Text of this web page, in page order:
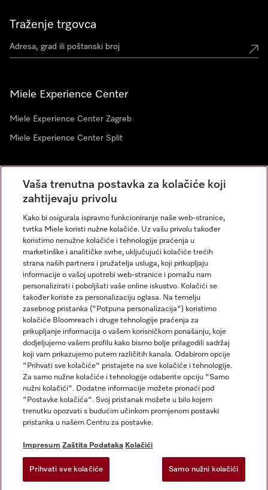
Traženje trgovca
Miele Experience Center
Miele Experience Center Zagreb
Miele Experience Center Split
Newsletter
Impresum
Opći uvjeti
Zaštita podataka
Uvjeti Korištenja
Izjava o pristupačnosti
Zakon o digitalnim uslugama
Postavke kolačića
Miele na Instagramu
Miele na Facebooku
Vaša trenutna postavka za kolačiće koji
zahtijevaju privolu
Kako bi osigurala ispravno funkcioniranje naše web-stranice,
tvrtka Miele koristi nužne kolačiće. Uz vašu privolu također
koristimo nenužne kolačiće i tehnologije praćenja u
marketinške i analitičke svrhe, uključujući kolačiće trećih
strana naših partnera i pružatelja usluga, koji prikupljaju
informacije o vašoj upotrebi web-stranice i pomažu nam
personalizirati i poboljšati vaše online iskustvo. Kolačići se
također koriste za personalizaciju oglasa. Na temelju
zasebnog pristanka ("Potpuna personalizacija") koristimo
kolačiće Bloomreach i druge tehnologije praćenja za
prikupljanje informacija o vašem korisničkom ponašanju, koje
dodjeljujemo vašem profilu kako bismo bolje prilagodili sadržaj
koji vam prikazujemo putem različitih kanala. Odabirom opcije
"Prihvati sve kolačiće" pristajete na sve kolačiće i tehnologije.
Za samo nužne kolačiće i tehnologije odaberite opciju "Samo
nužni kolačići". Dodatne informacije možete pronaći pod
"Postavke kolačića". Svoj pristanak možete u bilo kojem
trenutku opozvati s budućim učinkom promjenom postavki
pristanka u našem Centru za postavke.
Impresum Zaštita Podataka Kolačići
Prihvati sve kolačiće Samo nužni kolačići